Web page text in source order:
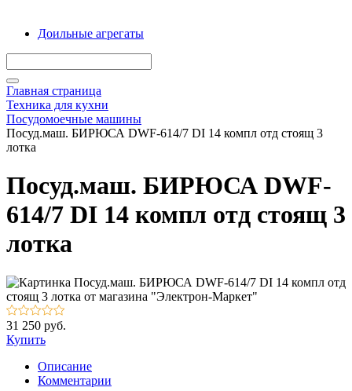
Доильные агрегаты
Главная страница
Техника для кухни
Посудомоечные машины
Посуд.маш. БИРЮСА DWF-614/7 DI 14 компл отд стоящ 3
лотка
Посуд.маш. БИРЮСА DWF-
614/7 DI 14 компл отд стоящ 3
лотка
31 250 руб.
Купить
Описание
Комментарии